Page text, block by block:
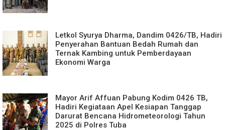
Letkol Syurya Dharma, Dandim 0426/TB, Hadiri
Penyerahan Bantuan Bedah Rumah dan
Ternak Kambing untuk Pemberdayaan
Ekonomi Warga
Mayor Arif Affuan Pabung Kodim 0426 TB,
Hadiri Kegiataan Apel Kesiapan Tanggap
Darurat Bencana Hidrometeorologi Tahun
2025 di Polres Tuba